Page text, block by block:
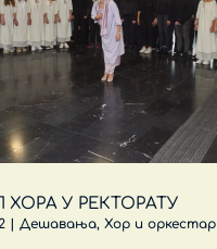
ХОРА У РЕКТОРАТУ
|Дешавања,Хор и оркестар